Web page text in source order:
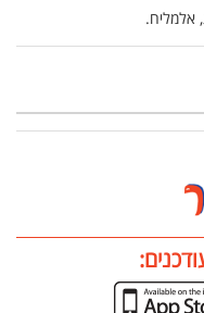
אלמליח.